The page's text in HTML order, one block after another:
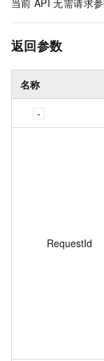
返回参数
名称
RequestId